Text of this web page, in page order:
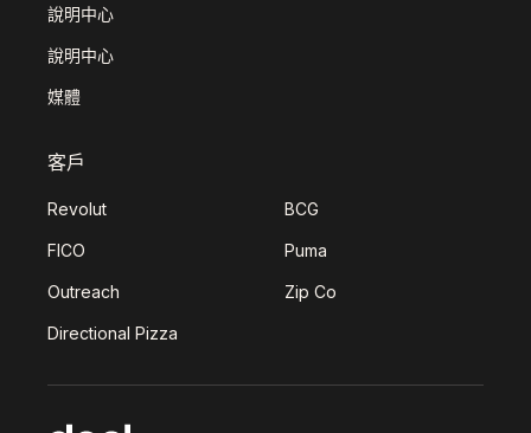
說明中心
說明中心
媒體
客戶
Revolut BCG
FICO Puma
Outreach Zip Co
Directional Pizza